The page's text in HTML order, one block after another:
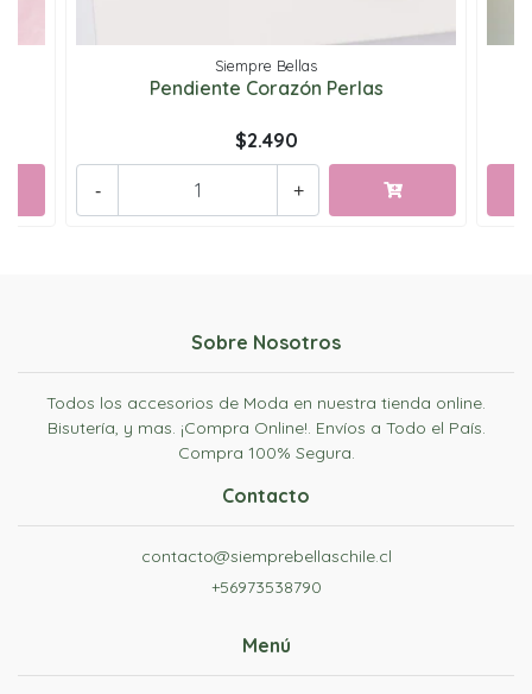
Siempre Bellas
Pendiente Corazón Perlas
$2.490
+
-
Sobre Nosotros
Todos los accesorios de Moda en nuestra tienda online.
Bisutería, y mas. ¡Compra Online!. Envíos a Todo el País.
Compra 100% Segura.
Contacto
contacto@siemprebellaschile.cl
+56973538790
Menú